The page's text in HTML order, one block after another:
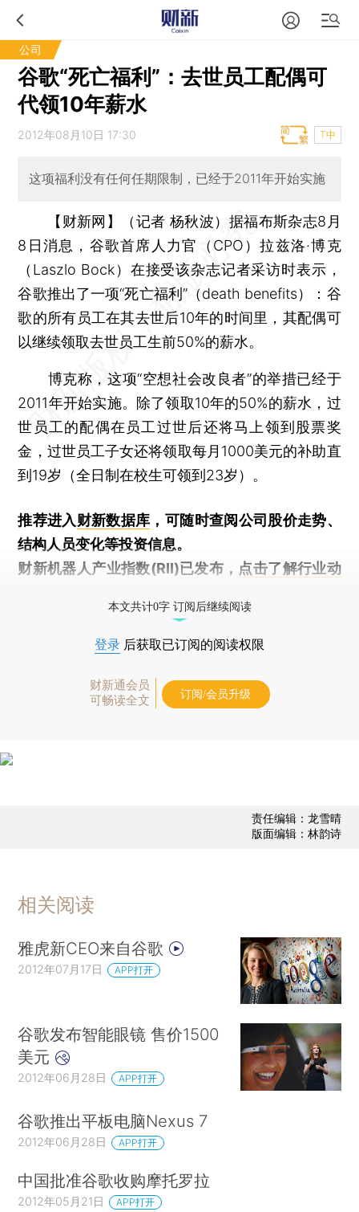
公司
谷歌“死亡福利”：去世员工配偶可
代领10年薪水
2012年08月10日 17:30 T中
这项福利没有任何任期限制，已经于2011年开始实施
【财新网】（记者 杨秋波） 据福布斯杂志8月
8日消息，谷歌首席人力官（CPO）拉兹洛·博克
（Laszlo Bock）在接受该杂志记者采访时表示，
谷歌推出了一项“死亡福利”（death benefits）：谷
歌的所有员工在其去世后10年的时间里，其配偶可
以继续领取去世员工生前50%的薪水。
博克称，这项“空想社会改良者”的举措已经于
2011年开始实施。除了领取10年的50%的薪水，过
世员工的配偶在员工过世后还将马上领到股票奖
金，过世员工子女还将领取每月1000美元的补助直
到19岁（全日制在校生可领到23岁）。
推荐进入财新数据库 ，可随时查阅公司股价走势、
结构人员变化等投资信息。
财新机器人产业指数(RII)已发布， 点击了解行业动
本文共计0字 订阅后继续阅读
登录 后获取已订阅的阅读权限
财新通会员
可畅读全文
订阅/会员升级
责任编辑：龙雪晴
版面编辑：林韵诗
相关阅读
雅虎新CEO来自谷歌
2012年07月17日 APP打开
谷歌发布智能眼镜 售价1500
美元
2012年06月28日 APP打开
谷歌推出平板电脑Nexus 7
2012年06月28日 APP打开
中国批准谷歌收购摩托罗拉
2012年05月21日 APP打开